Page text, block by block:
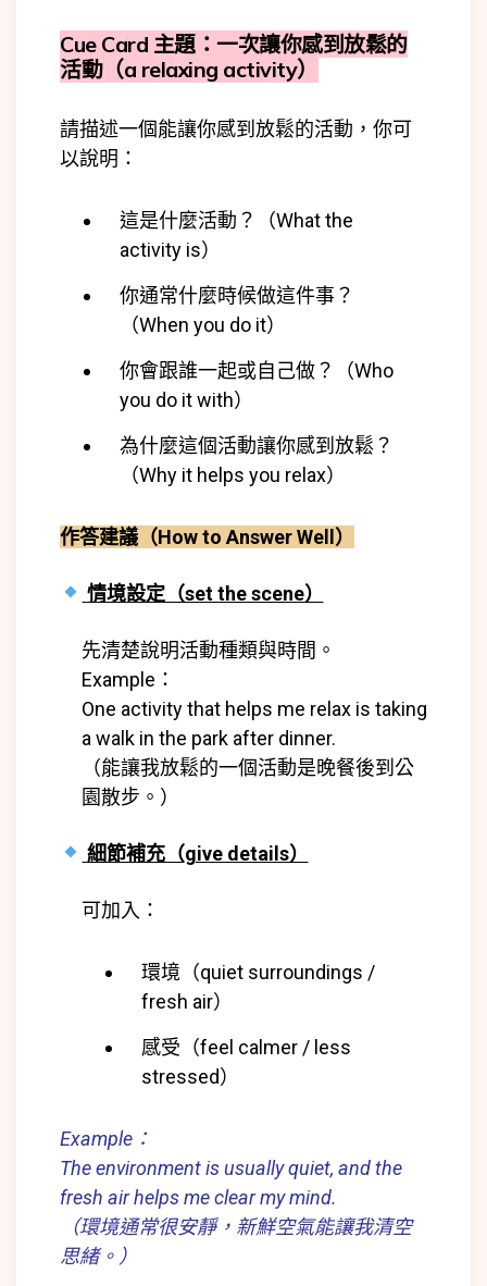
Cue Card 主題：一次讓你感到放鬆的
活動（a relaxing activity）
請描述一個能讓你感到放鬆的活動，你可
以說明：
這是什麼活動？（What the
activity is）
你通常什麼時候做這件事？
（When you do it）
你會跟誰一起或自己做？（Who
you do it with）
為什麼這個活動讓你感到放鬆？
（Why it helps you relax）
作答建議（How to Answer Well）
情境設定（set the scene）
先清楚說明活動種類與時間。
Example：
One activity that helps me relax is taking
a walk in the park after dinner.
（能讓我放鬆的一個活動是晚餐後到公
園散步。）
細節補充（give details）
可加入：
環境（quiet surroundings /
fresh air）
感受（feel calmer / less
stressed）
Example：
The environment is usually quiet, and the
fresh air helps me clear my mind.
（環境通常很安靜，新鮮空氣能讓我清空
思緒。）